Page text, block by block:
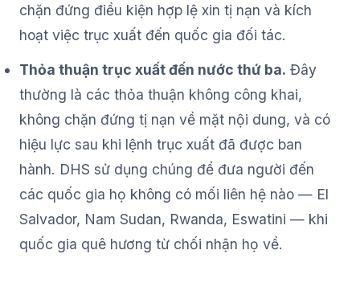
chặn đứng điều kiện hợp lệ xin tị nạn và kích
hoạt việc trục xuất đến quốc gia đối tác.
Thỏa thuận trục xuất đến nước thứ ba. Đây
thường là các thỏa thuận không công khai,
không chặn đứng tị nạn về mặt nội dung, và có
hiệu lực sau khi lệnh trục xuất đã được ban
hành. DHS sử dụng chúng để đưa người đến
các quốc gia họ không có mối liên hệ nào — El
Salvador, Nam Sudan, Rwanda, Eswatini — khi
quốc gia quê hương từ chối nhận họ về.